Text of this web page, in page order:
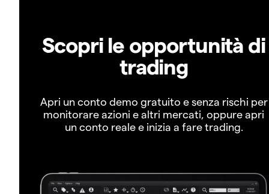
Scopri le opportunità di
trading
Apri un conto demo gratuito e senza rischi per
monitorare azioni e altri mercati, oppure apri
un conto reale e inizia a fare trading.